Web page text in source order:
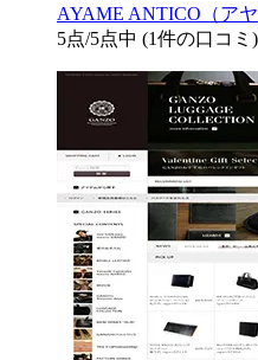
AYAME ANTICO（ア
5点/5点中 (1件の口コミ)